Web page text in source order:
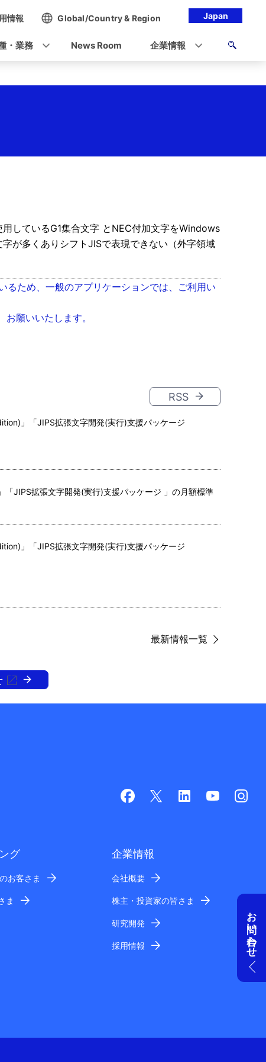
Japan
情報 Global/Country & Region
・業務 News Room 企業情報
しているG1集合文字 とNEC付加文字をWindows
が多くありシフトJISで表現できない（外字領域
るため、一般のアプリケーションでは、ご利用い
願いいたします。
RSS
」「JIPS拡張文字開発(実行)支援パッケージ
JIPS拡張文字開発(実行)支援パッケージ 」の月額標準
」「JIPS拡張文字開発(実行)支援パッケージ
最新情報一覧
お問い合わせ
グ
お客さま
ま
企業情報
会社概要
株主・投資家の皆さま
研究開発
採用情報